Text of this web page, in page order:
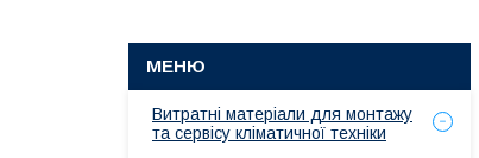
Витратні матеріали для монтажу
та сервісу кліматичної техніки